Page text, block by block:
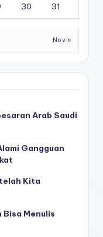
30 31
Nov »
Arab Saudi
Gangguan
Kita
Bisa Menulis